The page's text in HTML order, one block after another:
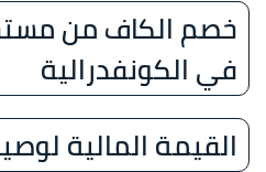
خصم الكاف من
في الكونفدرالية
القيمة المالية